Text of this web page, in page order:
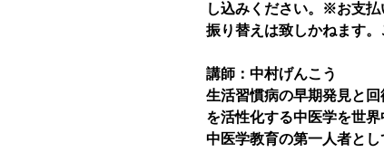
し込みください。※お支払
振り替えは致しかねます。
講師：中村げんこう
生活習慣病の早期発見と
を活性化する中医学を世
中医学教育の第一人者と